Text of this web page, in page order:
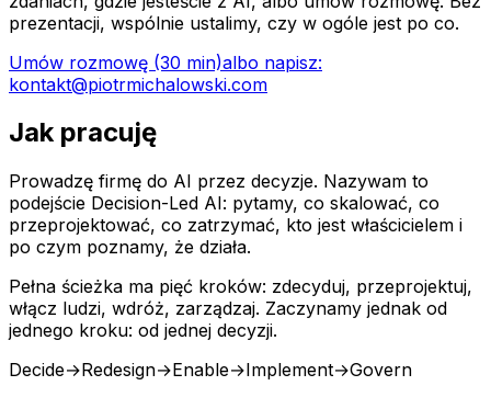
prezentacji, wspólnie ustalimy, czy w ogóle jest po co.
Umów rozmowę (30 min)albo napisz:
kontakt@piotrmichalowski.com
Jak pracuję
Prowadzę firmę do AI przez decyzje. Nazywam to
podejście Decision-Led AI: pytamy, co skalować, co
przeprojektować, co zatrzymać, kto jest właścicielem i
po czym poznamy, że działa.
Pełna ścieżka ma pięć kroków: zdecyduj, przeprojektuj,
włącz ludzi, wdróż, zarządzaj. Zaczynamy jednak od
jednego kroku: od jednej decyzji.
Decide→Redesign→Enable→Implement→Govern